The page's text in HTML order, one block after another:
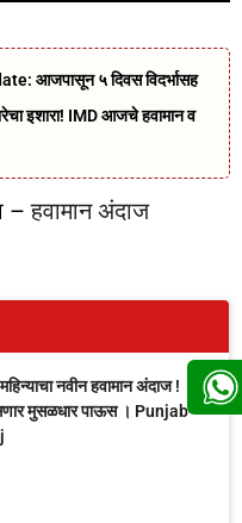
आजपासून ५ दिवस विदर्भासह
इशारा! IMD आजचे हवामान व
–हवामान अंदाज
नवीन हवामान अंदाज !
मुसळधार पाऊस । Punjab